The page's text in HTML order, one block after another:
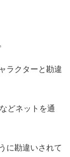
ラクターと勘違
どネットを通
に勘違いされて